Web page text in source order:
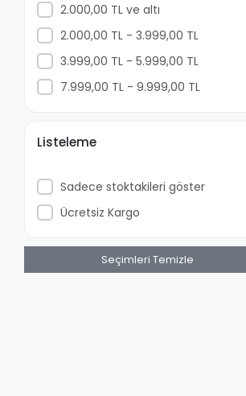
2.000,00 TL ve altı
2.000,00 TL - 3.999,00 TL
3.999,00 TL - 5.999,00 TL
7.999,00 TL - 9.999,00 TL
Listeleme
Sadece stoktakileri göster
Ücretsiz Kargo
Seçimleri Temizle